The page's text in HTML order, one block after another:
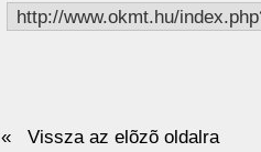
http://www.okmt.hu/
« Vissza az elõzõ oldalra